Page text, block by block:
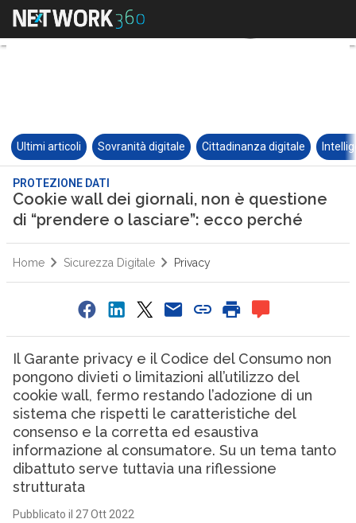
Ultimi articoli Sovranità digitale Cittadinanza digitale
PROTEZIONE DATI
Cookie wall dei giornali, non è questione
di “prendere o lasciare”: ecco perché
Home Sicurezza Digitale Privacy
Il Garante privacy e il Codice del Consumo non
pongono divieti o limitazioni all’utilizzo del
cookie wall, fermo restando l’adozione di un
sistema che rispetti le caratteristiche del
consenso e la corretta ed esaustiva
informazione al consumatore. Su un tema tanto
dibattuto serve tuttavia una riflessione
strutturata
Pubblicato il 27 Ott 2022